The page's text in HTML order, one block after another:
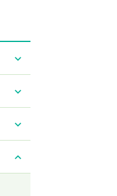
expand_more
expand_more
expand_more
expand_less